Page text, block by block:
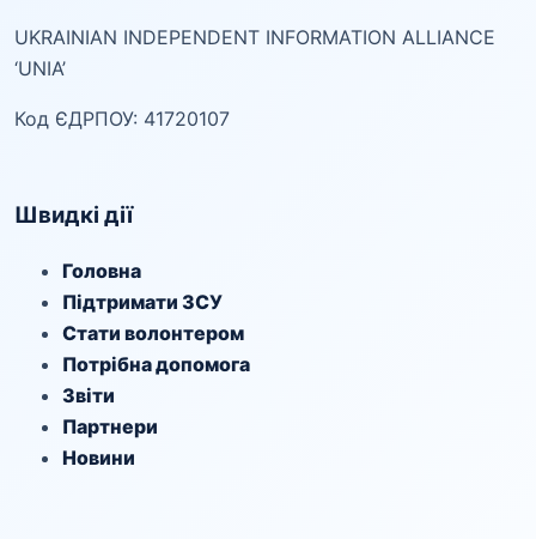
UKRAINIAN INDEPENDENT INFORMATION ALLIANCE
‘UNIA’
Код ЄДРПОУ: 41720107
Швидкі дії
Головна
Підтримати ЗСУ
Стати волонтером
Потрібна допомога
Звіти
Партнери
Новини